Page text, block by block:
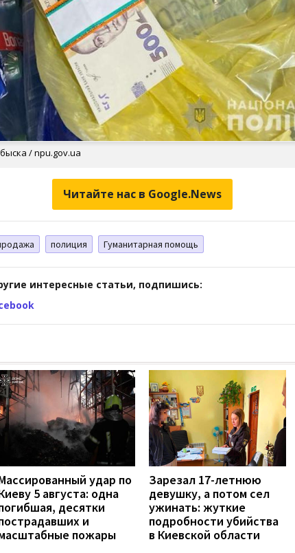
/ npu.gov.ua
Читайте нас в Google.News
полиция Гуманитарная помощь
интересные статьи, подпишись:
удар по
5 августа: одна
десятки
и
пожары
Зарезал 17-летнюю
девушку, а потом сел
ужинать: жуткие
подробности убийства
в Киевской области